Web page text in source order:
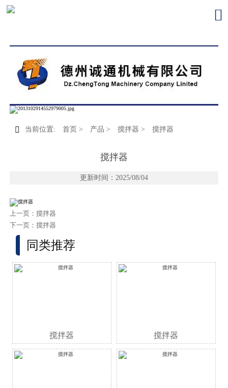

 当前位置: 首页 > 产品 > 搅拌器 > 搅拌器
搅拌器
更新时间：2025/08/04
上一页： 搅拌器
下一页： 搅拌器
同类推荐
搅拌器 搅拌器